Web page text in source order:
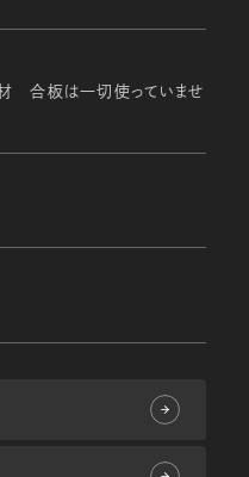
合板は一切使っていませ